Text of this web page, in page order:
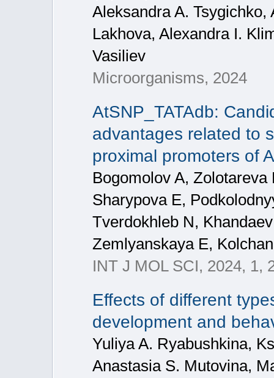
Aleksandra A. Tsygichko,
Lakhova, Alexandra I.
Vasiliev
Microorganisms, 2024
AtSNP_TATAdb:
advantages related to
proximal promoters of
Bogomolov A,
Sharypova E,
Tverdokhleb N,
Zemlyanskaya E,
INT J MOL SCI, 2024, 1,
Effects of different
development and
Yuliya A. Ryabushkina,
Anastasia S. Mutovina,